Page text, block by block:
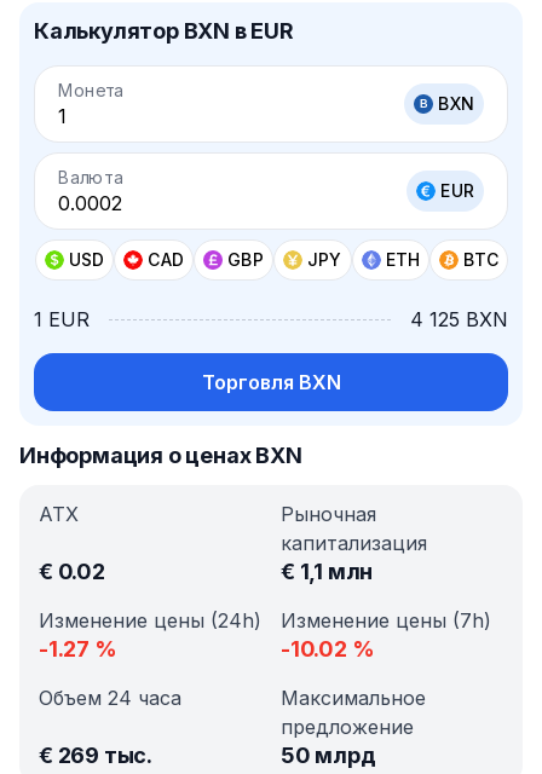
Калькулятор BXN в EUR
Монета
BXN
Валюта
EUR
USD CAD GBP JPY ETH BTC
1 EUR 4 125 BXN
Торговля BXN
Информация о ценах BXN
АТХ
€ 0.02
Рыночная
капитализация
€ 1,1 млн
Изменение цены (24h)
-1.27 %
Изменение цены (7h)
-10.02 %
Объем 24 часа
€ 269 тыс.
Максимальное
предложение
50 млрд